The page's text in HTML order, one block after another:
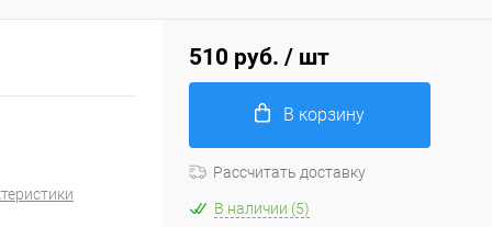
510 руб. / шт
В корзину
Рассчитать доставку
В наличии (5)